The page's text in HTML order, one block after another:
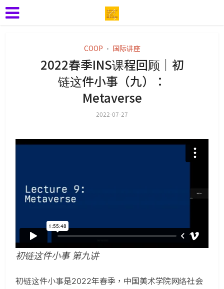
COOP • 国际讲座
2022春季INS课程回顾｜初
链这件小事（九）：
Metaverse
2022-07-27
初链这件小事 第九讲
初链这件小事是2022年春季，中国美术学院网络社会